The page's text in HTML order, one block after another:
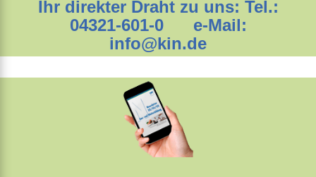
Ihr direkter Draht zu uns: Tel.:
04321-601-0 e-Mail:
info@kin.de